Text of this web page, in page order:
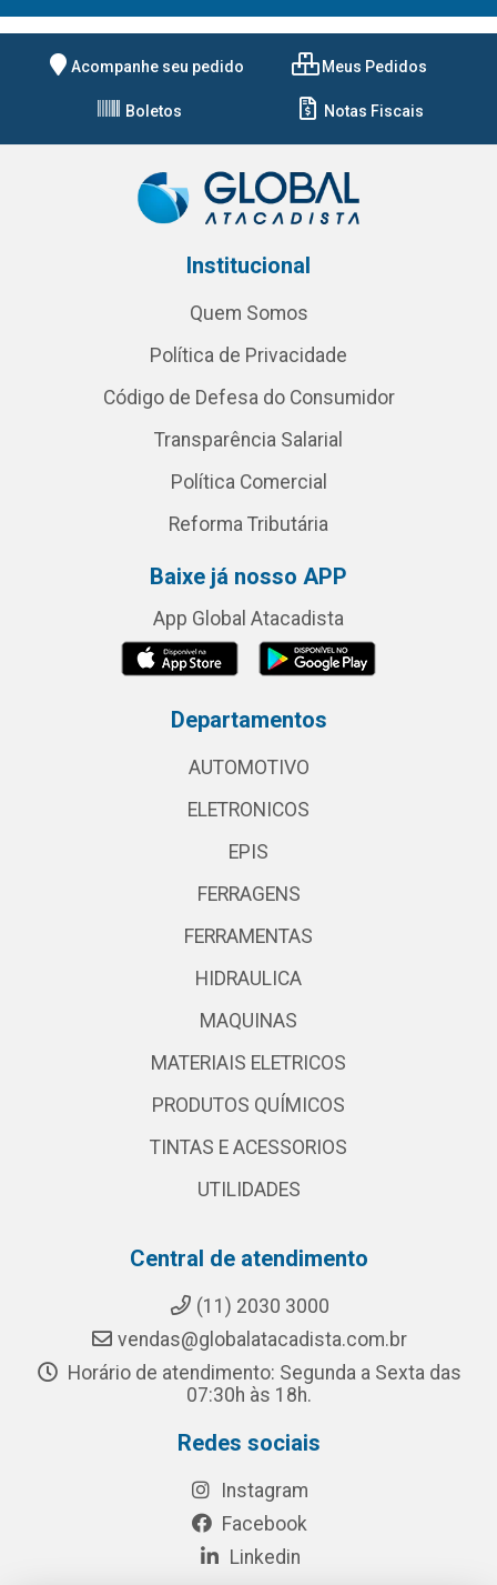
Acompanhe seu pedido Meus Pedidos
Boletos Notas Fiscais
Institucional
Quem Somos
Política de Privacidade
Código de Defesa do Consumidor
Transparência Salarial
Política Comercial
Reforma Tributária
Baixe já nosso APP
App Global Atacadista
Departamentos
AUTOMOTIVO
ELETRONICOS
EPIS
FERRAGENS
FERRAMENTAS
HIDRAULICA
MAQUINAS
MATERIAIS ELETRICOS
PRODUTOS QUÍMICOS
TINTAS E ACESSORIOS
UTILIDADES
Central de atendimento
(11) 2030 3000
vendas@globalatacadista.com.br
Horário de atendimento: Segunda a Sexta das
07:30h às 18h.
Redes sociais
Instagram
Facebook
Linkedin